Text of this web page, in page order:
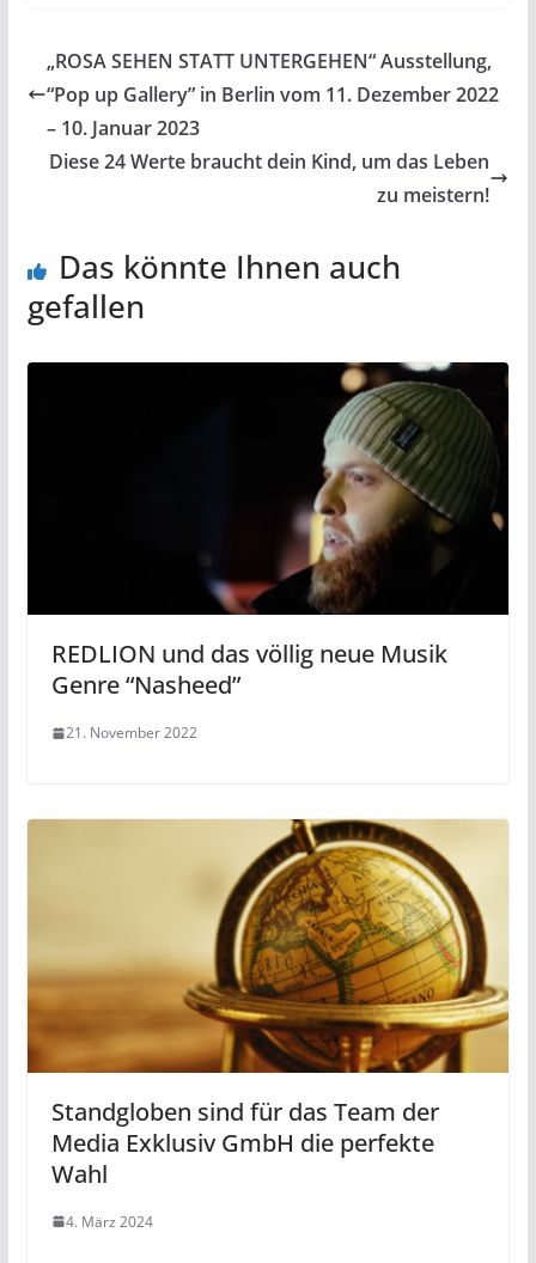
„ROSA SEHEN STATT UNTERGEHEN“ Ausstellung,
“Pop up Gallery” in Berlin vom 11. Dezember 2022
– 10. Januar 2023
Diese 24 Werte braucht dein Kind, um das Leben
zu meistern!
Das könnte Ihnen auch
gefallen
REDLION und das völlig neue Musik
Genre “Nasheed”
21. November 2022
Standgloben sind für das Team der
Media Exklusiv GmbH die perfekte
Wahl
4. März 2024